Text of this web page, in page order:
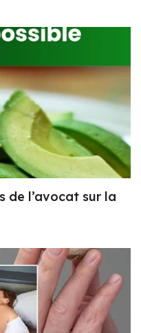
de l’avocat sur la